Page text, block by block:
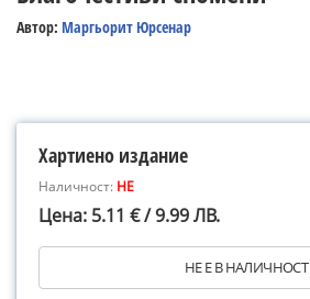
Автор: Маргьорит Юрсенар
Хартиено издание
Наличност: НЕ
Цена: 5.11 € / 9.99 ЛВ.
НЕ Е В НАЛИЧНОСТ